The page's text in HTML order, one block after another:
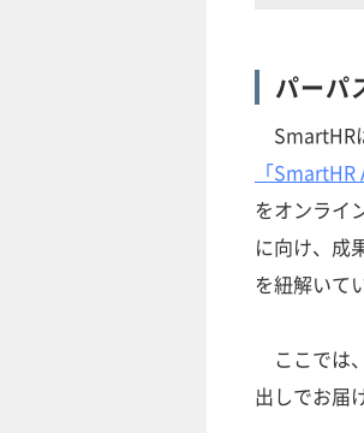
パーパ
SmartHR
「
をオンライ
に向け、成
を紐解いて
ここでは
出しでお届